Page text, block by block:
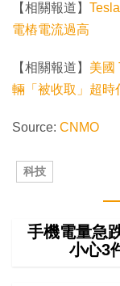
【相關報道】
電樁電流過高
【相關報道】 美國
輛「被收取」超時
Source: CNMO
科技
手機電量急
小心3